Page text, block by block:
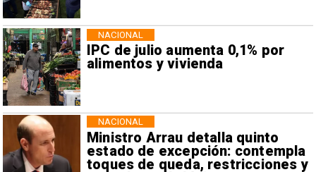
IPC de julio aumenta 0,1% por
alimentos y vivienda
NACIONAL
Ministro Arrau detalla quinto
estado de excepción: contempla
toques de queda, restricciones y
NACIONAL